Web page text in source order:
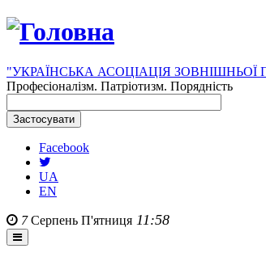
"УКРАЇНСЬКА АСОЦІАЦІЯ ЗОВНІШНЬОЇ
Професіоналізм. Патріотизм. Порядність
Facebook
UA
EN
7Серпень П'ятниця 11:58